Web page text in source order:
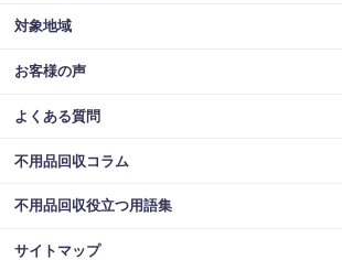
対象地域
お客様の声
よくある質問
不用品回収コラム
不用品回収役立つ用語集
サイトマップ